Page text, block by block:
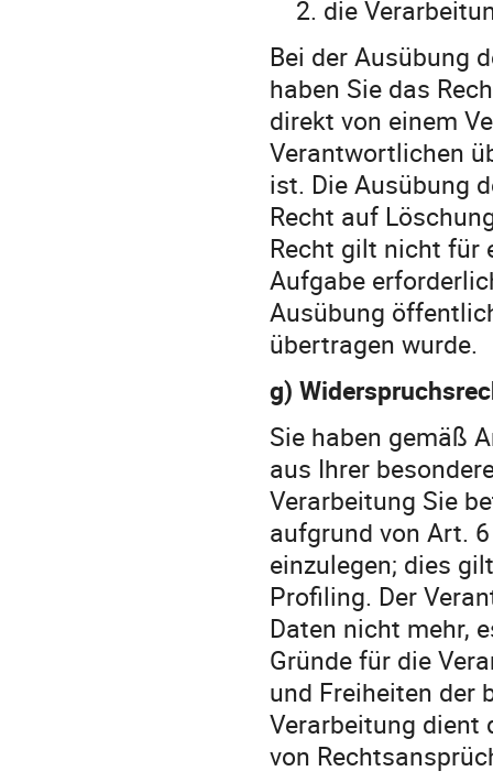
2. die
Bei der Ausübung
haben Sie das
direkt von einem
Verantwortlichen
ist. Die Ausübung
Recht auf
Recht gilt nicht für
Aufgabe
Ausübung
übertragen wurde.
g)
Sie haben gemäß
aus Ihrer
Verarbeitung Sie
aufgrund von Art.
einzulegen; dies
Profiling. Der
Daten nicht mehr,
Gründe für die
und Freiheiten der
Verarbeitung dient
von